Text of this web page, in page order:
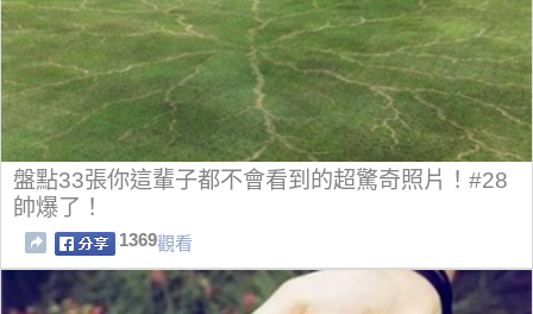
盤點33張你這輩子都不會看到的超驚奇照片！#28
帥爆了！
1369觀看